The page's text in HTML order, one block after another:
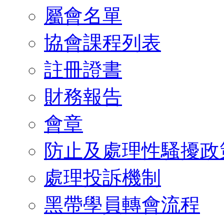
屬會名單
協會課程列表
註冊證書
財務報告
會章
防止及處理性騷擾
處理投訴機制
黑帶學員轉會流程